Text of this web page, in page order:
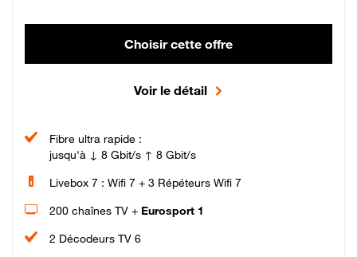
Choisir cette offre
Voir le détail
Fibre ultra rapide :
jusqu'à ↓ 8 Gbit/s ↑ 8 Gbit/s
Livebox 7 : Wifi 7 + 3 Répéteurs Wifi 7
200 chaînes TV + Eurosport 1
2 Décodeurs TV 6